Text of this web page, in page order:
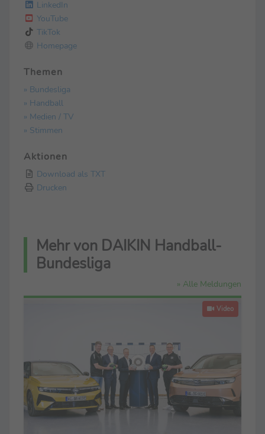
LinkedIn
YouTube
TikTok
Homepage
Themen
» Bundesliga
» Handball
» Medien / TV
» Stimmen
Aktionen
Download als TXT
Drucken
Mehr von DAIKIN Handball-
Bundesliga
» Alle Meldungen
Video